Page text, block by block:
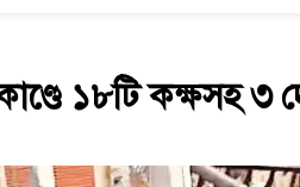
১৮টি কক্ষসহ